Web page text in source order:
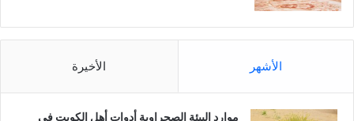
الأشهر الأخيرة
موارد البيئة الصحراوية أدوات أهل الكويت في